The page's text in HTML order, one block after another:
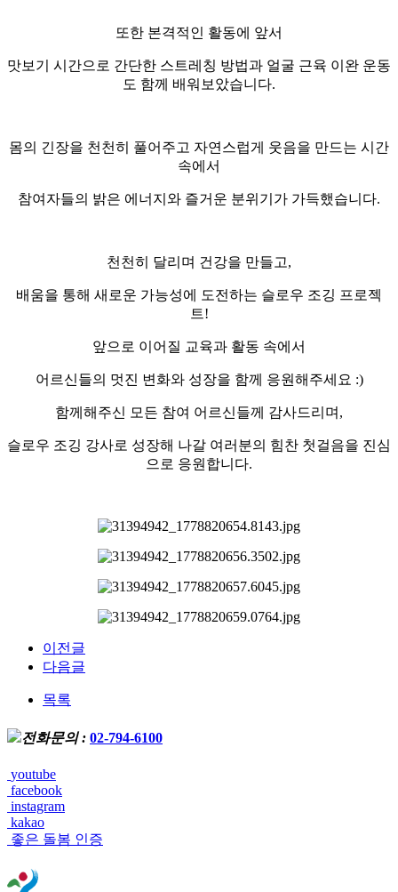
또한 본격적인 활동에 앞서
맛보기 시간으로 간단한 스트레칭 방법과 얼굴 근육 이완 운동
도 함께 배워보았습니다.
몸의 긴장을 천천히 풀어주고 자연스럽게 웃음을 만드는 시간
속에서
참여자들의 밝은 에너지와 즐거운 분위기가 가득했습니다.
천천히 달리며 건강을 만들고,
배움을 통해 새로운 가능성에 도전하는 슬로우 조깅 프로젝
트!
앞으로 이어질 교육과 활동 속에서
어르신들의 멋진 변화와 성장을 함께 응원해주세요 :)
함께해주신 모든 참여 어르신들께 감사드리며 ,
슬로우 조깅 강사로 성장해 나갈 여러분의 힘찬 첫걸음을 진심
으로 응원합니다.
이전글
다음글
목록
전화문의 : 02-794-6100
youtube
facebook
instagram
kakao
좋은 돌봄 인증